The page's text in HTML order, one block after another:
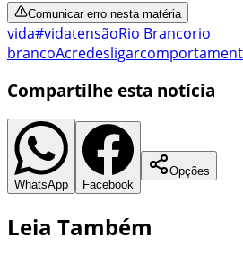
Comunicar erro nesta matéria
vida#vidatensãoRio Brancorio
brancoAcredesligar
Compartilhe esta notícia
WhatsApp Facebook
Opções
Leia Também